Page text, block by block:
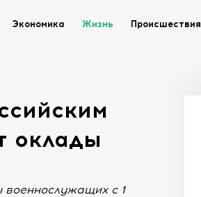
Экономика Жизнь Происшествия
оклады
военнослужащих с 1